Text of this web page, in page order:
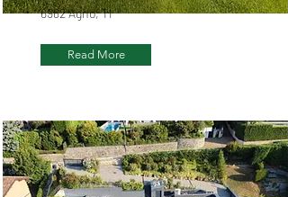
6982 Agno, TI
Read More